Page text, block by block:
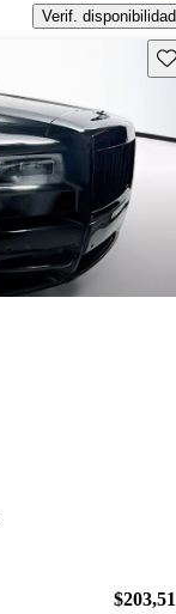
Verif. disponibilidad